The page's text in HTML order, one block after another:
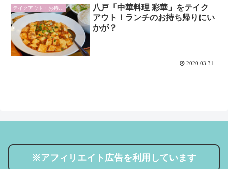
八戸「中華料理 彩華」をテイク
アウト！ランチのお持ち帰りにい
かが？
2020.03.31
※アフィリエイト広告を利用しています